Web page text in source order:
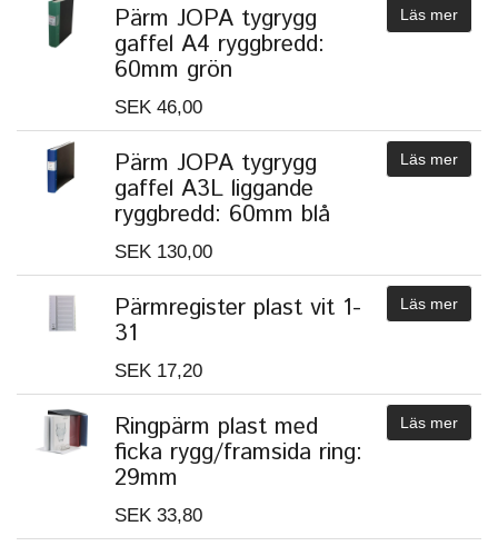
Pärm JOPA tygrygg
gaffel A4 ryggbredd:
60mm grön
SEK 46,00
Läs mer
Pärm JOPA tygrygg
gaffel A3L liggande
ryggbredd: 60mm blå
SEK 130,00
Läs mer
Pärmregister plast vit 1-
31
SEK 17,20
Läs mer
Ringpärm plast med
ficka rygg/framsida ring:
29mm
SEK 33,80
Läs mer